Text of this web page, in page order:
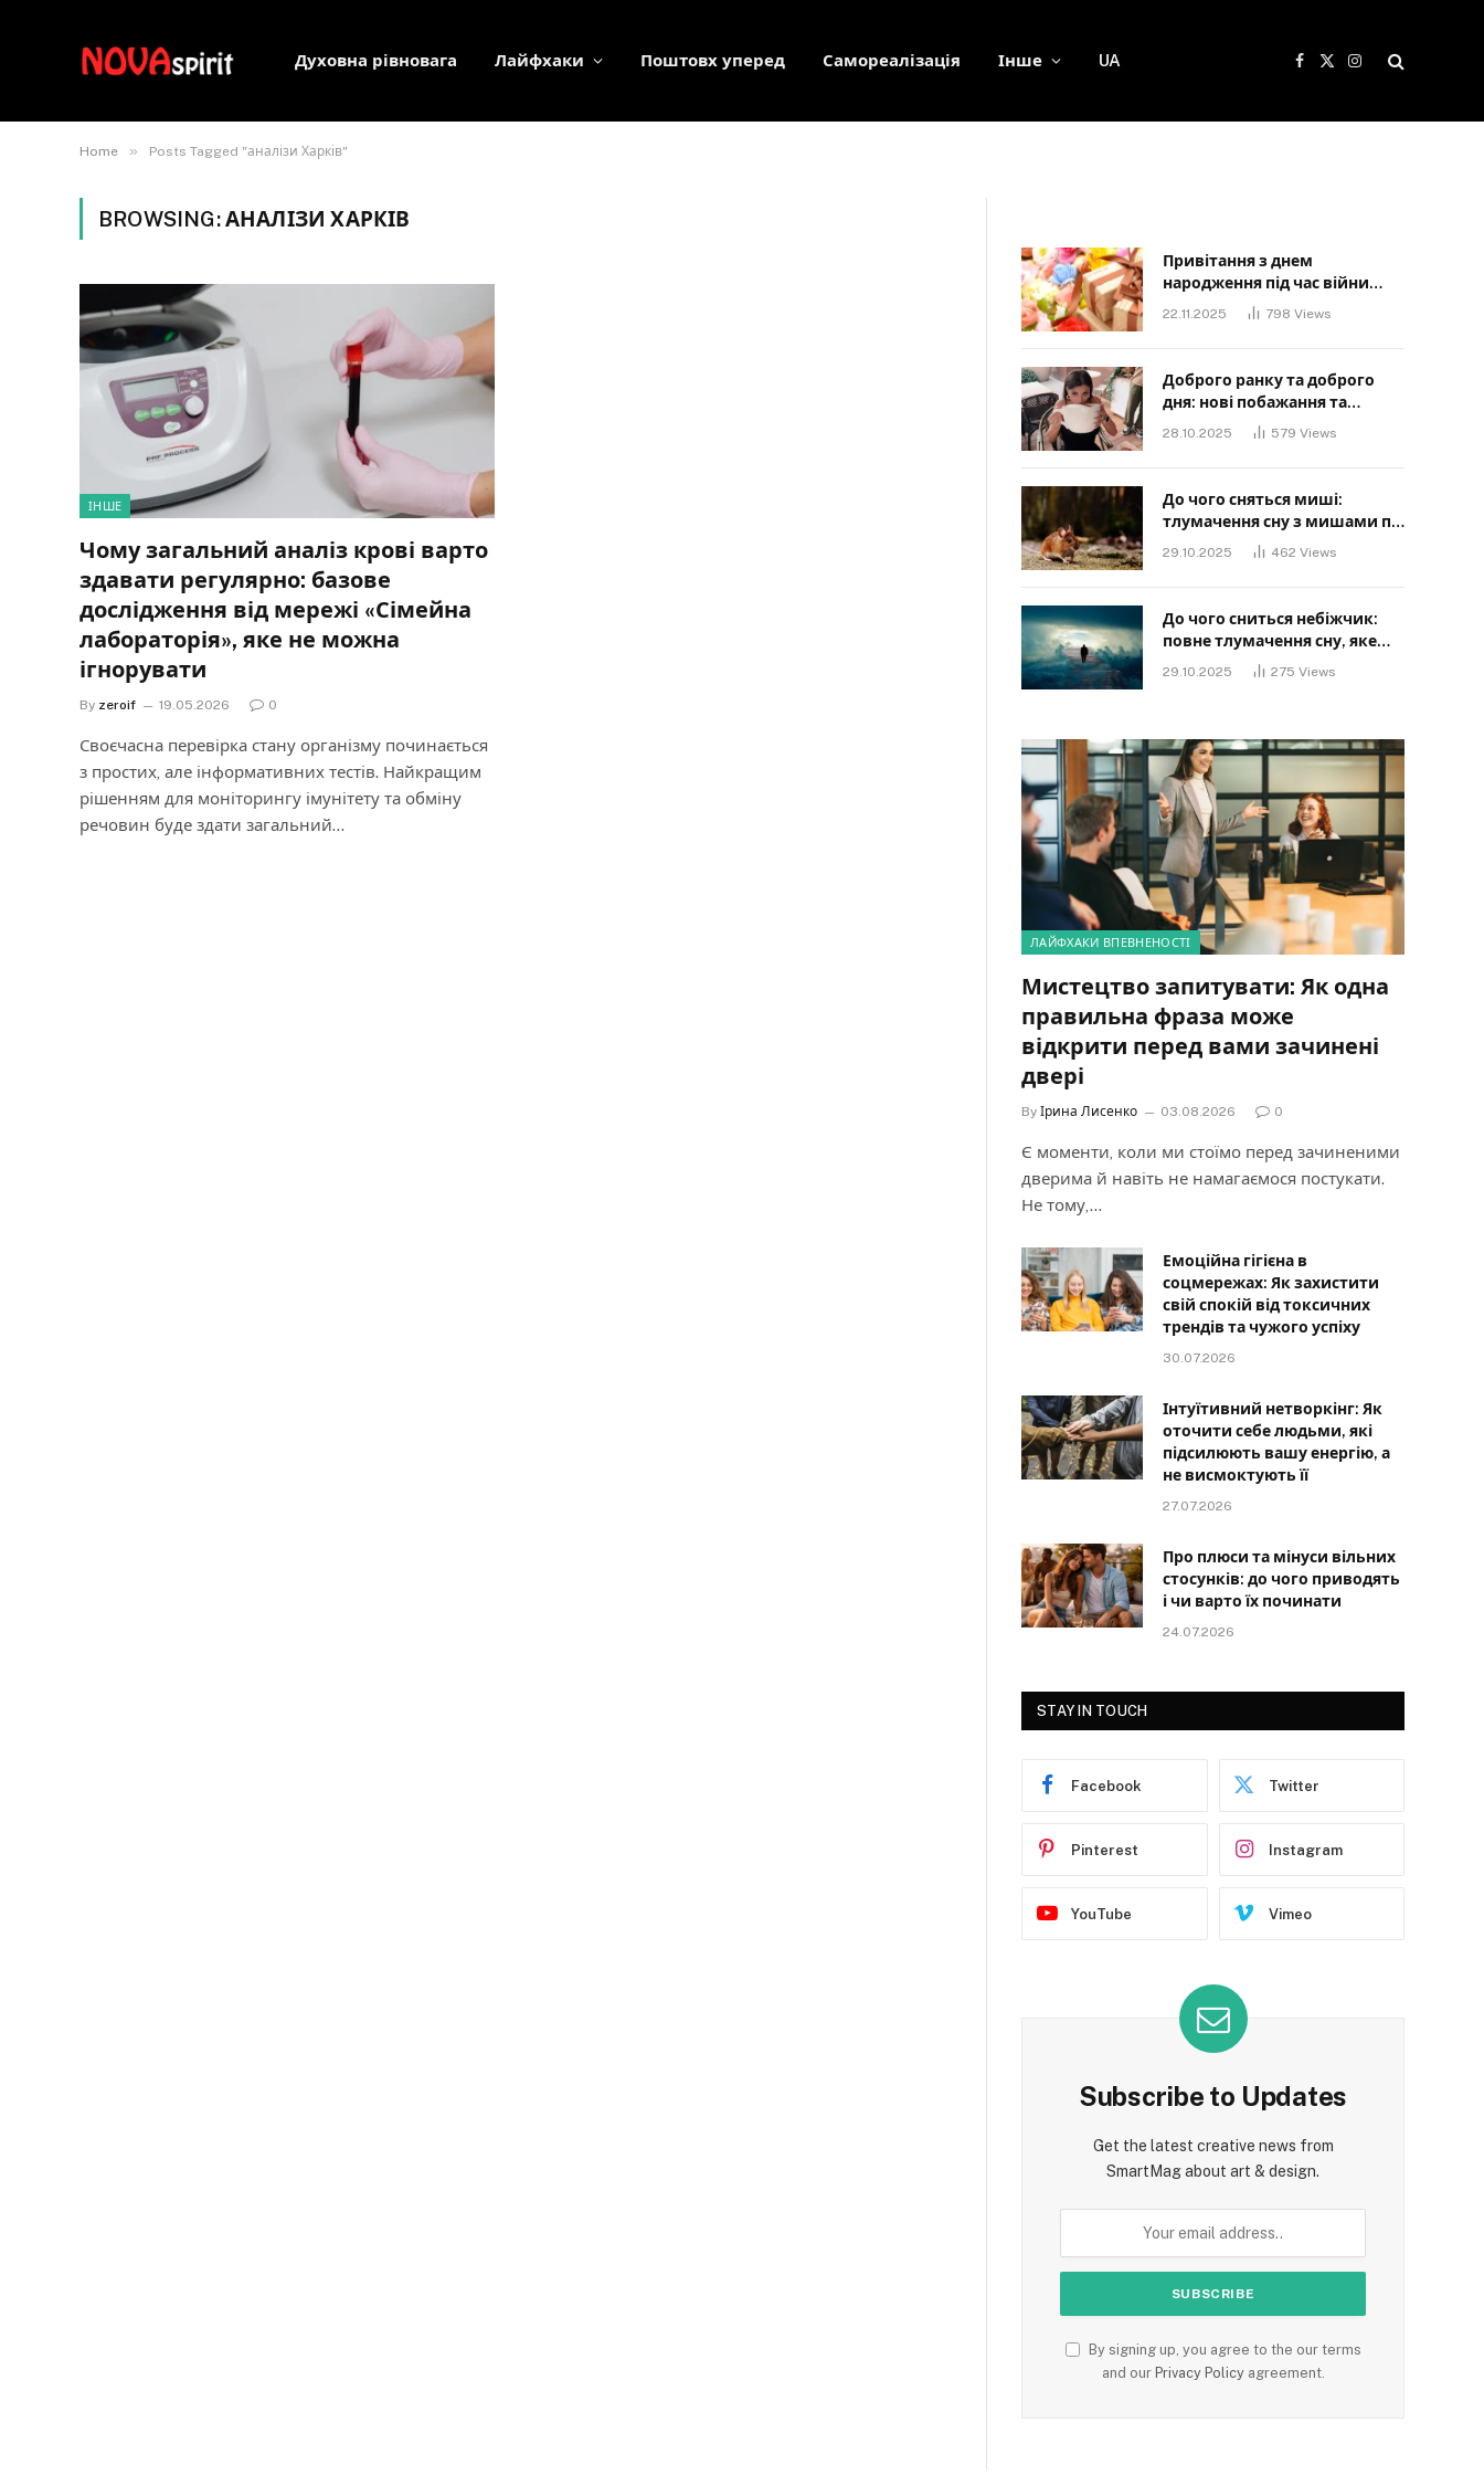
Духовна рівновага Лайфхаки Поштовх уперед Самореалізація Інше UA
Facebook
X
Instagram
Home » Posts Tagged "аналізи Харків"
BROWSING:АНАЛІЗИ ХАРКІВ
ІНШЕ
Чому загальний аналіз крові варто
здавати регулярно: базове
дослідження від мережі «Сімейна
лабораторія», яке не можна
ігнорувати
By zeroif 19.05.2026 0
Своєчасна перевірка стану організму починається
з простих, але інформативних тестів. Найкращим
рішенням для моніторингу імунітету та обміну
речовин буде здати загальний…
Привітання з днем
народження під час війни
своїми словами: Слова, що
22.11.2025 798 Views
Доброго ранку та доброго
дня: нові побажання та
картинки для близьких
28.10.2025 579 Views
До чого сняться миші:
тлумачення сну з мишами по
29.10.2025 462 Views
До чого сниться небіжчик:
повне тлумачення сну, яке
має знати кожен
29.10.2025 275 Views
ЛАЙФХАКИ ВПЕВНЕНОСТІ
Мистецтво запитувати: Як одна
правильна фраза може
відкрити перед вами зачинені
двері
By Ірина Лисенко 03.08.2026 0
Є моменти, коли ми стоїмо перед зачиненими
дверима й навіть не намагаємося постукати.
Не тому,…
Емоційна гігієна в
соцмережах: Як захистити
свій спокій від токсичних
трендів та чужого успіху
30.07.2026
Інтуїтивний нетворкінг: Як
оточити себе людьми, які
підсилюють вашу енергію, а
не висмоктують її
27.07.2026
Про плюси та мінуси вільних
стосунків: до чого приводять
і чи варто їх починати
24.07.2026
STAY IN TOUCH
Facebook Twitter
Pinterest Instagram
YouTube Vimeo
Subscribe to Updates
Get the latest creative news from
SmartMag about art & design.
By signing up, you agree to the our terms
and our Privacy Policyagreement.